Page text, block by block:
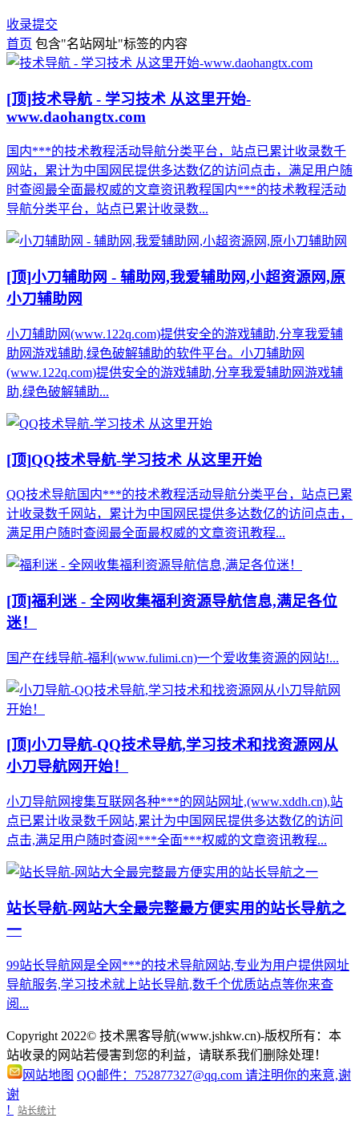
收录提交
首页 包含"名站网址"标签的内容
[顶]技术导航 - 学习技术 从这里开始-
www.daohangtx.com
国内***的技术教程活动导航分类平台，站点已累计收录数千
网站，累计为中国网民提供多达数亿的访问点击，满足用户随
时查阅最全面最权威的文章资讯教程国内***的技术教程活动
导航分类平台，站点已累计收录数...
[顶]小刀辅助网 - 辅助网,我爱辅助网,小超资源网,原
小刀辅助网
小刀辅助网(www.122q.com)提供安全的游戏辅助,分享我爱辅
助网游戏辅助,绿色破解辅助的软件平台。小刀辅助网
(www.122q.com)提供安全的游戏辅助,分享我爱辅助网游戏辅
助,绿色破解辅助...
[顶]QQ技术导航-学习技术 从这里开始
QQ技术导航国内***的技术教程活动导航分类平台，站点已累
计收录数千网站，累计为中国网民提供多达数亿的访问点击，
满足用户随时查阅最全面最权威的文章资讯教程...
[顶]福利迷 - 全网收集福利资源导航信息,满足各位
迷！
国产在线导航-福利(www.fulimi.cn)一个爱收集资源的网站!...
[顶]小刀导航-QQ技术导航,学习技术和找资源网从
小刀导航网开始！
小刀导航网搜集互联网各种***的网站网址,(www.xddh.cn),站
点已累计收录数千网站,累计为中国网民提供多达数亿的访问
点击,满足用户随时查阅***全面***权威的文章资讯教程...
站长导航-网站大全最完整最方便实用的站长导航之
一
99站长导航网是全网***的技术导航网站,专业为用户提供网址
导航服务,学习技术就上站长导航,数千个优质站点等你来查
阅...
Copyright 2022© 技术黑客导航(www.jshkw.cn)-版权所有：本
站收录的网站若侵害到您的利益，请联系我们删除处理！
网站地图 QQ邮件：752877327@qq.com 请注明你的来意,谢
谢
!
站长统计